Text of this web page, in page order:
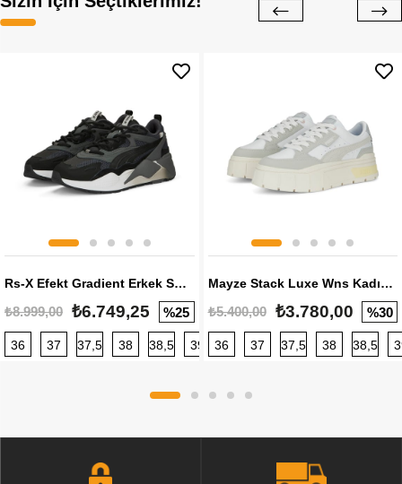
Rs-X Efekt Gradient Erkek Sneaker
₺8.999,00 ₺6.749,25 %25
36 37 37,5 38 38,5 39 40 40,5 41 42 42,5
Mayze Stack Luxe Wns Kadın Sneaker
₺5.400,00 ₺3.780,00 %30
36 37 37,5 38 38,5